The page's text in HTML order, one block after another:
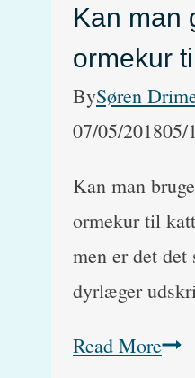
man
en
Kan man
ormekur
BySøren
07/05/201805/
Kan man
ormekur til
men er det det
dyrlæger
Read MoreKan